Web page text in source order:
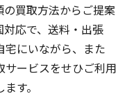
の買取方法からご提案
応で、送料・出張
にいながら、また
サービスをせひご利用
す。